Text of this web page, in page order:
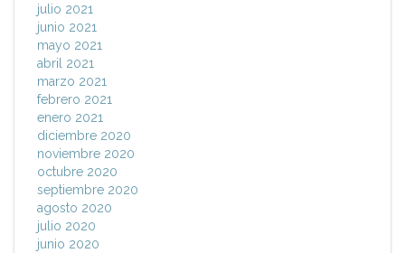
julio 2021
junio 2021
mayo 2021
abril 2021
marzo 2021
febrero 2021
enero 2021
diciembre 2020
noviembre 2020
octubre 2020
septiembre 2020
agosto 2020
julio 2020
junio 2020